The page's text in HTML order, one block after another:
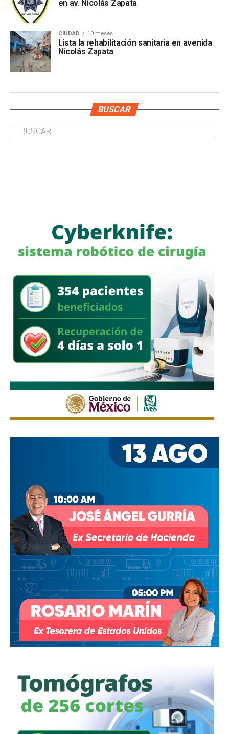
en av. Nicolás Zapata
CIUDAD 10 meses
Lista la rehabilitación sanitaria en avenida
Nicolás Zapata
BUSCAR